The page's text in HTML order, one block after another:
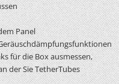
Panel
für die Box ausmessen,
der Sie TetherTubes